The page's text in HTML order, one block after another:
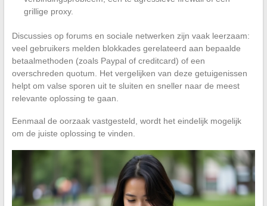
grillige proxy.
Discussies op forums en sociale netwerken zijn vaak leerzaam:
veel gebruikers melden blokkades gerelateerd aan bepaalde
betaalmethoden (zoals Paypal of creditcard) of een
overschreden quotum. Het vergelijken van deze getuigenissen
helpt om valse sporen uit te sluiten en sneller naar de meest
relevante oplossing te gaan.
Eenmaal de oorzaak vastgesteld, wordt het eindelijk mogelijk
om de juiste oplossing te vinden.